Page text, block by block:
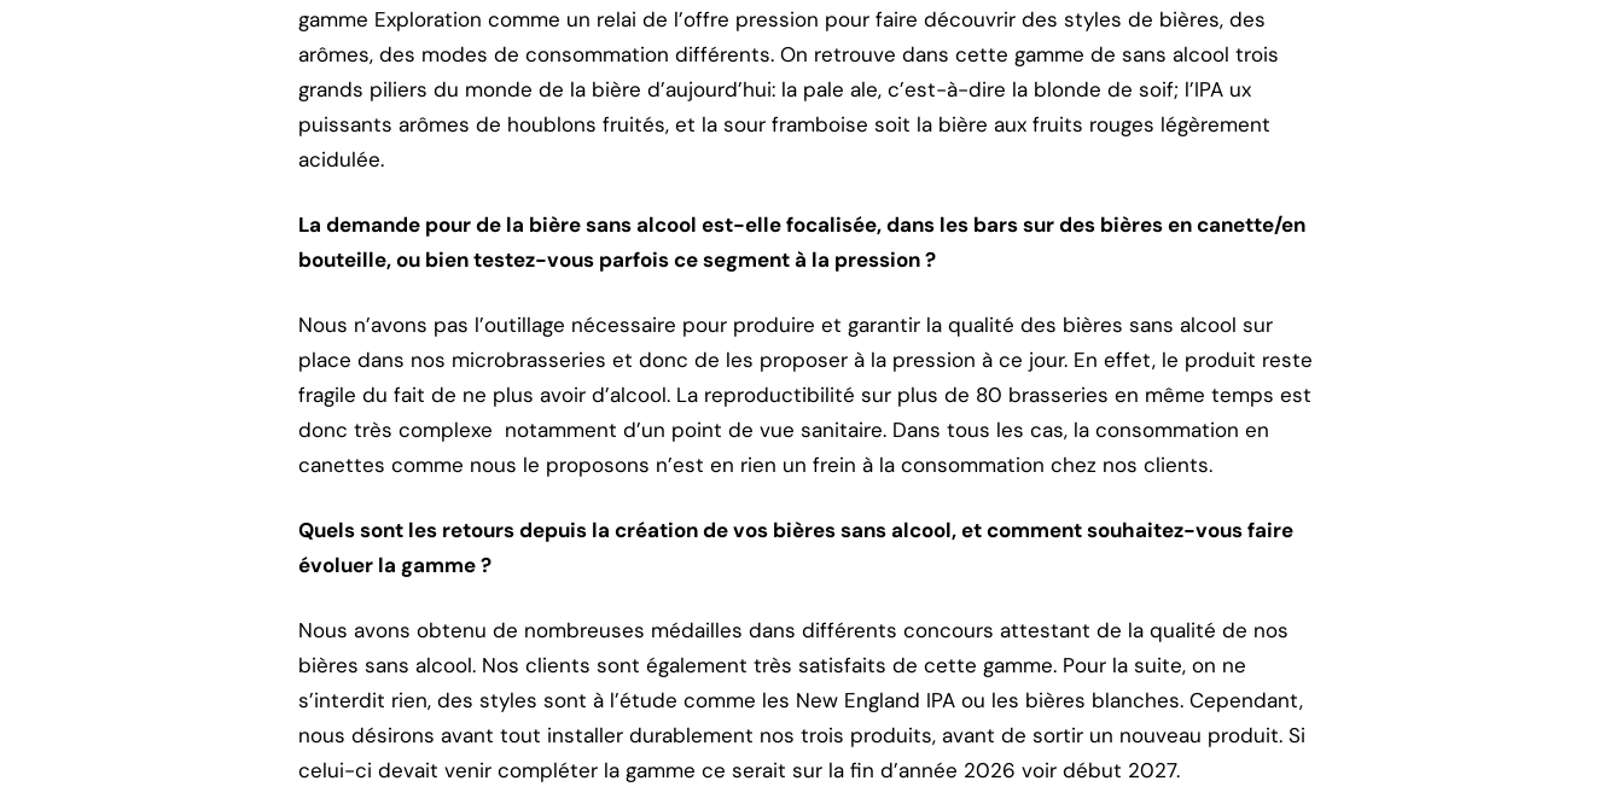
gamme Exploration comme un relai de l’offre pression pour faire découvrir des styles de bières, des
arômes, des modes de consommation différents. On retrouve dans cette gamme de sans alcool trois
grands piliers du monde de la bière d’aujourd’hui: la pale ale, c’est-à-dire la blonde de soif; l’IPA ux
puissants arômes de houblons fruités, et la sour framboise soit la bière aux fruits rouges légèrement
acidulée.
La demande pour de la bière sans alcool est-elle focalisée, dans les bars sur des bières en canette/en
bouteille, ou bien testez-vous parfois ce segment à la pression ?
Nous n’avons pas l’outillage nécessaire pour produire et garantir la qualité des bières sans alcool sur
place dans nos microbrasseries et donc de les proposer à la pression à ce jour. En effet, le produit reste
fragile du fait de ne plus avoir d’alcool. La reproductibilité sur plus de 80 brasseries en même temps est
donc très complexe notamment d’un point de vue sanitaire. Dans tous les cas, la consommation en
canettes comme nous le proposons n’est en rien un frein à la consommation chez nos clients.
Quels sont les retours depuis la création de vos bières sans alcool, et comment souhaitez-vous faire
évoluer la gamme ?
Nous avons obtenu de nombreuses médailles dans différents concours attestant de la qualité de nos
bières sans alcool. Nos clients sont également très satisfaits de cette gamme. Pour la suite, on ne
s’interdit rien, des styles sont à l’étude comme les New England IPA ou les bières blanches. Cependant,
nous désirons avant tout installer durablement nos trois produits, avant de sortir un nouveau produit. Si
celui-ci devait venir compléter la gamme ce serait sur la fin d’année 2026 voir début 2027.